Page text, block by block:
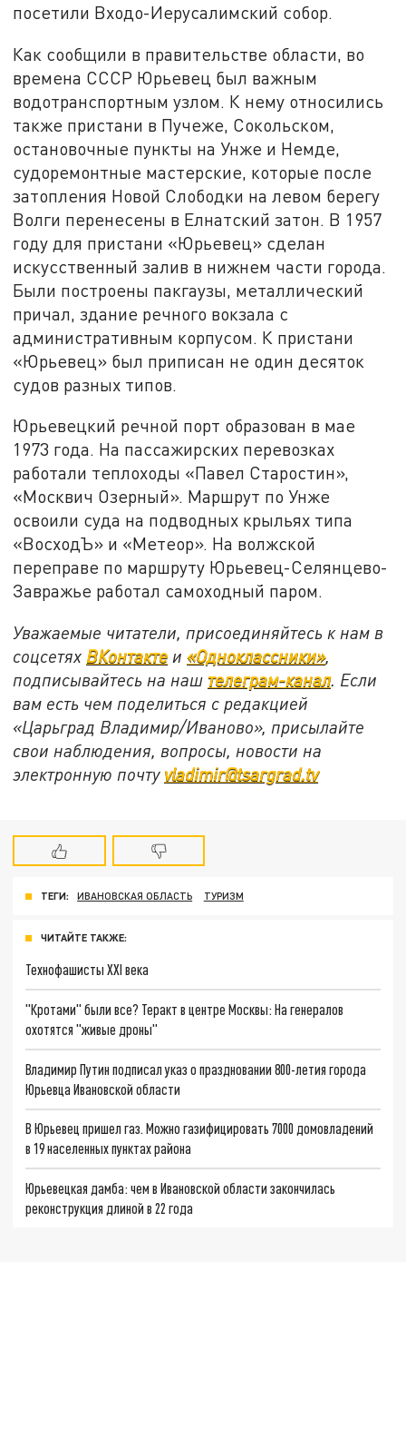
посетили Входо-Иерусалимский собор.
Как сообщили в правительстве области, во
времена СССР Юрьевец был важным
водотранспортнымузлом. К нему относились
также пристани в Пучеже, Сокольском,
остановочные пункты на Унже и Немде,
судоремонтные мастерские, которые после
затопления Новой Слободки на левом берегу
Волги перенесены в Елнатский затон. В 1957
году для пристани «Юрьевец» сделан
искусственный залив в нижнем части города.
Были построены пакгаузы, металлический
причал, здание речного вокзала с
административным корпусом. К пристани
«Юрьевец» был приписан не один десяток
судов разных типов.
Юрьевецкий речной порт образован в мае
1973 года. На пассажирских перевозках
работали теплоходы «Павел Старостин»,
«Москвич Озерный». Маршрут по Унже
освоили суда на подводных крыльях типа
«ВосходЪ» и «Метеор». На волжской
переправе по маршруту Юрьевец-Селянцево-
Завражье работал самоходный паром.
Уважаемые читатели, присоединяйтесь к нам в
соцсетях ВКонтакте и«Одноклассники»,
подписывайтесь на наш телеграм-канал. Если
вам есть чем поделиться с редакцией
«Царьград Владимир/Иваново», присылайте
свои наблюдения, вопросы, новости на
электронную почту vladimir@tsargrad.tv
ТЕГИ: ИВАНОВСКАЯ ОБЛАСТЬ ТУРИЗМ
ЧИТАЙТЕ ТАКЖЕ:
Технофашисты XXI века
"Кротами" были все? Теракт в центре Москвы: На генералов
охотятся "живые дроны"
Владимир Путин подписал указ о праздновании 800-летия города
Юрьевца Ивановской области
В Юрьевец пришел газ. Можно газифицировать 7000 домовладений
в 19 населенных пунктах района
Юрьевецкая дамба: чем в Ивановской области закончилась
реконструкция длиной в 22 года